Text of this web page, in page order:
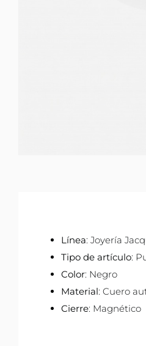
Línea: Joyería
Tipo de artículo:
Color: Negro
Material: Cuero
Cierre: Magnético